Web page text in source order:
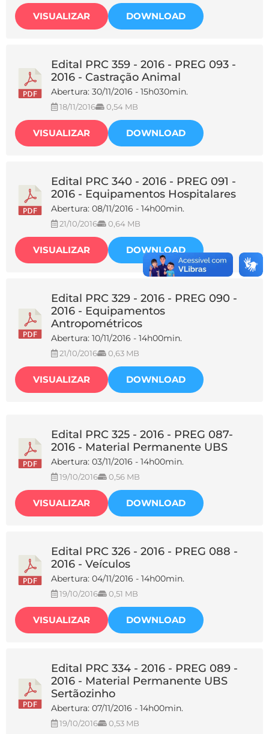
VISUALIZAR DOWNLOAD
Edital PRC 359 - 2016 - PREG 093 -
2016 - Castração Animal
Abertura: 30/11/2016 - 15h030min.
18/11/2016 0,54 MB
VISUALIZAR DOWNLOAD
Edital PRC 340 - 2016 - PREG 091 -
2016 - Equipamentos Hospitalares
Abertura: 08/11/2016 - 14h00min.
21/10/2016 0,64 MB
VISUALIZAR DOWNLOAD
Edital PRC 329 - 2016 - PREG 090 -
2016 - Equipamentos
Antropométricos
Abertura: 10/11/2016 - 14h00min.
21/10/2016 0,63 MB
VISUALIZAR DOWNLOAD
Edital PRC 325 - 2016 - PREG 087-
2016 - Material Permanente UBS
Abertura: 03/11/2016 - 14h00min.
19/10/2016 0,56 MB
VISUALIZAR DOWNLOAD
Edital PRC 326 - 2016 - PREG 088 -
2016 - Veículos
Abertura: 04/11/2016 - 14h00min.
19/10/2016 0,51 MB
VISUALIZAR DOWNLOAD
Edital PRC 334 - 2016 - PREG 089 -
2016 - Material Permanente UBS
Sertãozinho
Abertura: 07/11/2016 - 14h00min.
19/10/2016 0,53 MB